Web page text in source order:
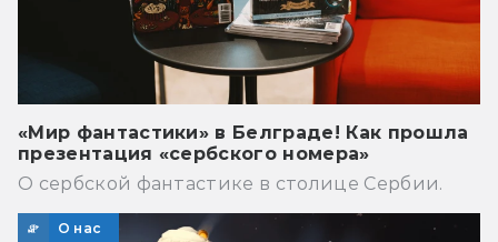
«Мир фантастики» в Белграде! Как прошла
презентация «сербского номера»
О сербской фантастике в столице Сербии.
О нас